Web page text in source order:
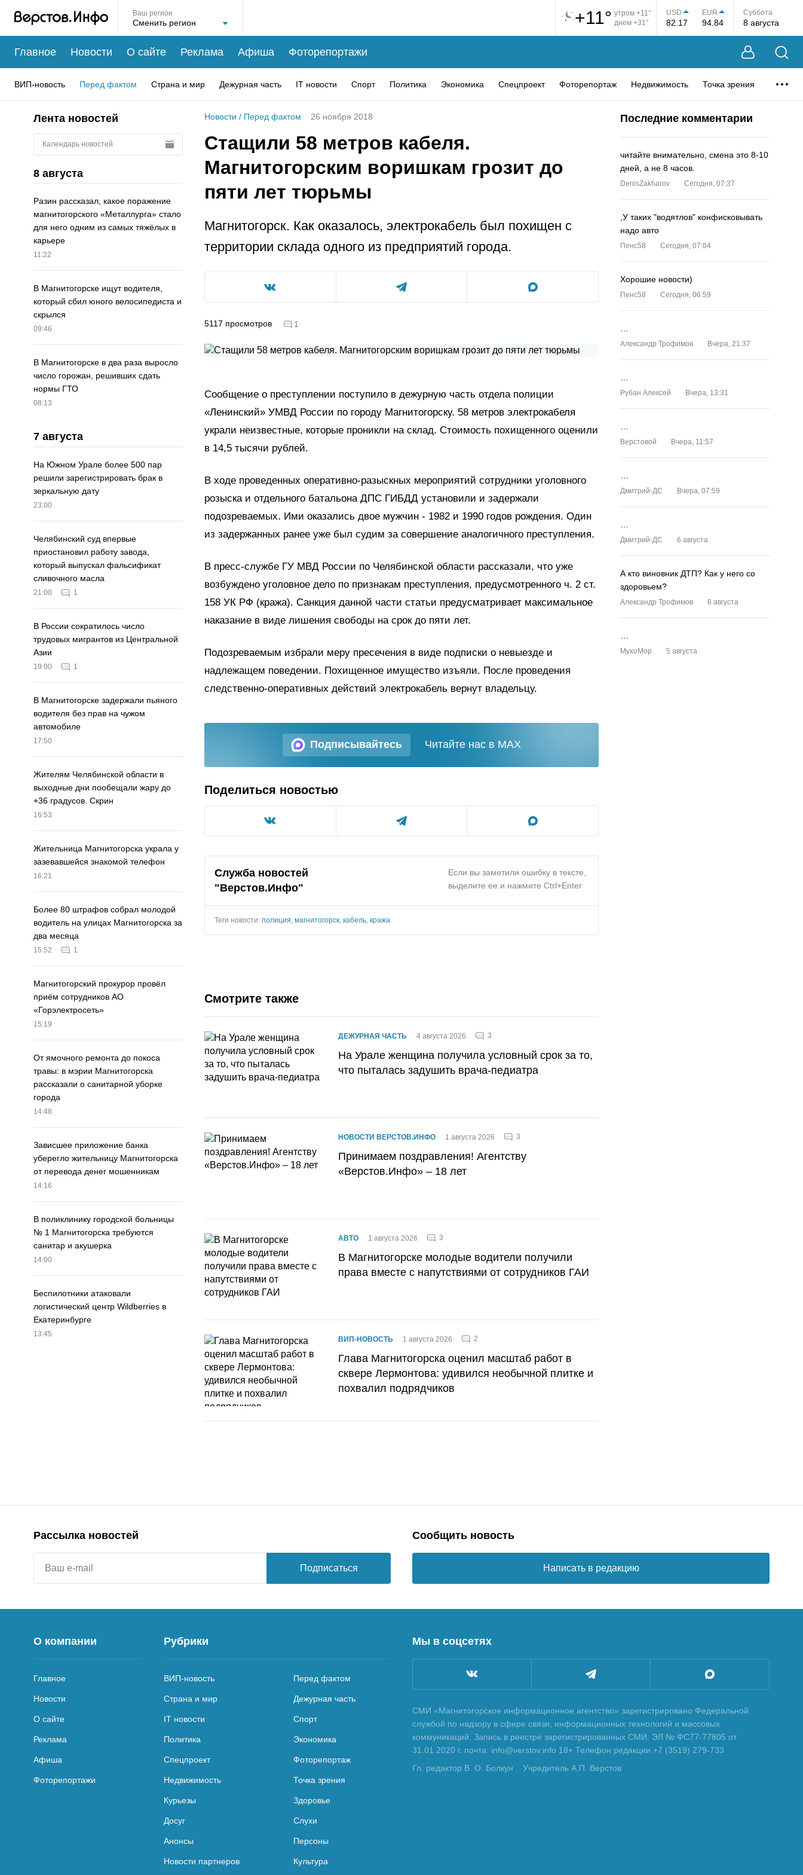
Ваш регион +11° утром +11°
днем +31°
USD
82.17
EUR
94.84
Суббота
8 августа
Главное Новости О сайте Реклама Афиша Фоторепортажи
ВИП-новость Перед фактом Страна и мир Дежурная часть IT новости Спорт Политика Экономика Спецпроект Фоторепортаж Недвижимость Точка зрения
Лента новостей
Календарь новостей
8 августа
Разин рассказал, какое поражение
магнитогорского «Металлурга» стало
для него одним из самых тяжёлых в
карьере
11:22
В Магнитогорске ищут водителя,
который сбил юного велосипедиста и
скрылся
09:46
В Магнитогорске в два раза выросло
число горожан, решивших сдать
нормы ГТО
08:13
7 августа
На Южном Урале более 500 пар
решили зарегистрировать брак в
зеркальную дату
23:00
Челябинский суд впервые
приостановил работу завода,
который выпускал фальсификат
сливочного масла
21:00 1
В России сократилось число
трудовых мигрантов из Центральной
Азии
19:00 1
В Магнитогорске задержали пьяного
водителя без прав на чужом
автомобиле
17:50
Жителям Челябинской области в
выходные дни пообещали жару до
+36 градусов. Скрин
16:53
Жительница Магнитогорска украла у
зазевавшейся знакомой телефон
16:21
Более 80 штрафов собрал молодой
водитель на улицах Магнитогорска за
два месяца
15:52 1
Магнитогорский прокурор провёл
приём сотрудников АО
«Горэлектросеть»
15:19
От ямочного ремонта до покоса
травы: в мэрии Магнитогорска
рассказали о санитарной уборке
города
14:48
Зависшее приложение банка
уберегло жительницу Магнитогорска
от перевода денег мошенникам
14:16
В поликлинику городской больницы
№ 1 Магнитогорска требуются
санитар и акушерка
14:00
Беспилотники атаковали
логистический центр Wildberries в
Екатеринбурге
13:45
Новости / Перед фактом 26 ноября 2018
Стащили 58 метров кабеля.
Магнитогорским воришкам грозит до
пяти лет тюрьмы
Магнитогорск. Как оказалось, электрокабель был похищен с
территории склада одного из предприятий города.
5117 просмотров 1
Сообщение о преступлении поступило в дежурную часть отдела полиции
«Ленинский» УМВД России по городу Магнитогорску. 58 метров электрокабеля
украли неизвестные, которые проникли на склад. Стоимость похищенного оценили
в 14,5 тысячи рублей.
В ходе проведенных оперативно-разыскных мероприятий сотрудники уголовного
розыска и отдельного батальона ДПС ГИБДД установили и задержали
подозреваемых. Ими оказались двое мужчин - 1982 и 1990 годов рождения. Один
из задержанных ранее уже был судим за совершение аналогичного преступления.
В пресс-службе ГУ МВД России по Челябинской области рассказали, что уже
возбуждено уголовное дело по признакам преступления, предусмотренного ч. 2 ст.
158 УК РФ (кража). Санкция данной части статьи предусматривает максимальное
наказание в виде лишения свободы на срок до пяти лет.
Подозреваемым избрали меру пресечения в виде подписки о невыезде и
надлежащем поведении. Похищенное имущество изъяли. После проведения
следственно-оперативных действий электрокабель вернут владельцу.
Подписывайтесь Читайте нас в MAX
Поделиться новостью
Служба новостей
"Верстов.Инфо"
Если вы заметили ошибку в тексте,
выделите ее и нажмите Ctrl+Enter
Теги новости: полиция магнитогорск кабель кража
Смотрите также
ДЕЖУРНАЯ ЧАСТЬ 4 августа 2026 3
На Урале женщина получила условный срок за то,
что пыталась задушить врача-педиатра
НОВОСТИ ВЕРСТОВ.ИНФО 1 августа 2026 3
Принимаем поздравления! Агентству
«Верстов.Инфо» – 18 лет
АВТО 1 августа 2026 3
В Магнитогорске молодые водители получили
права вместе с напутствиями от сотрудников ГАИ
ВИП-НОВОСТЬ 1 августа 2026 2
Глава Магнитогорска оценил масштаб работ в
сквере Лермонтова: удивился необычной плитке и
похвалил подрядчиков
Последние комментарии
читайте внимательно, смена это 8-10
дней, а не 8 часов.
DenisZakharov Сегодня, 07:37
,У таких "водятлов" конфисковывать
надо авто
Пенс58 Сегодня, 07:04
Хорошие новости)
Пенс58 Сегодня, 06:59
Александр Трофимов Вчера, 21:37
Рубан Алексей Вчера, 13:31
Верстовой Вчера, 11:57
Дмитрий-ДС Вчера, 07:59
Дмитрий-ДС 6 августа
А кто виновник ДТП? Как у него со
здоровьем?
Александр Трофимов 6 августа
MyxoMop 5 августа
Рассылка новостей
Подписаться
Сообщить новость
Написать в редакцию
О компании
Главное
Новости
О сайте
Реклама
Афиша
Фоторепортажи
Рубрики
ВИП-новость Перед фактом
Страна и мир Дежурная часть
IT новости Спорт
Политика Экономика
Спецпроект Фоторепортаж
Недвижимость Точка зрения
Курьезы Здоровье
Досуг Слухи
Анонсы Персоны
Новости партнеров Культура
Мы в соцсетях
СМИ «Магнитогорское информационное агентство» зарегистрировано Федеральной
службой по надзору в сфере связи, информационных технологий и массовых
коммуникаций. Запись в реестре зарегистрированных СМИ: ЭЛ № ФС77-77805 от
31.01.2020 г. почта: info@verstov.info 18+ Телефон редакции +7 (3519) 279-733
Гл. редактор В. О. Болкун
Учредитель А.П. Верстов